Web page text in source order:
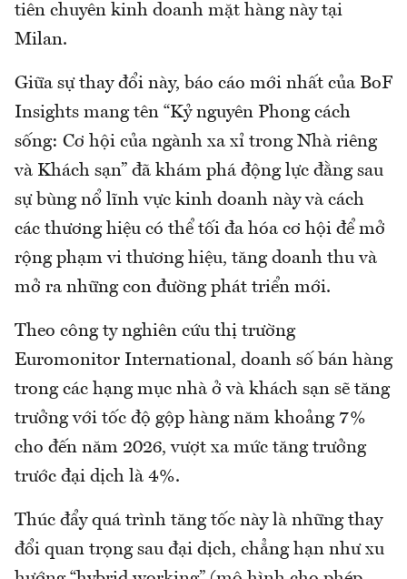
tiên chuyên kinh doanh mặt hàng này tại
Milan.
Giữa sự thay đổi này, báo cáo mới nhất của BoF
Insights mang tên “Kỷ nguyên Phong cách
sống: Cơ hội của ngành xa xỉ trong Nhà riêng
và Khách sạn” đã khám phá động lực đằng sau
sự bùng nổ lĩnh vực kinh doanh này và cách
các thương hiệu có thể tối đa hóa cơ hội để mở
rộng phạm vi thương hiệu, tăng doanh thu và
mở ra những con đường phát triển mới.
Theo công ty nghiên cứu thị trường
Euromonitor International, doanh số bán hàng
trong các hạng mục nhà ở và khách sạn sẽ tăng
trưởng với tốc độ gộp hàng năm khoảng 7%
cho đến năm 2026, vượt xa mức tăng trưởng
trước đại dịch là 4%.
Thúc đẩy quá trình tăng tốc này là những thay
đổi quan trọng sau đại dịch, chẳng hạn như xu